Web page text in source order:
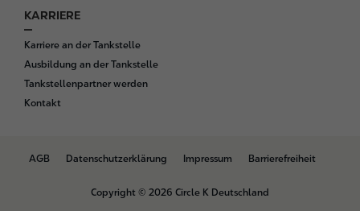
KARRIERE
Karriere an der Tankstelle
Ausbildung an der Tankstelle
Tankstellenpartner werden
Kontakt
B
AGB Datenschutzerklärung Impressum Barrierefreiheit
Copyright © 2026 Circle K Deutschland